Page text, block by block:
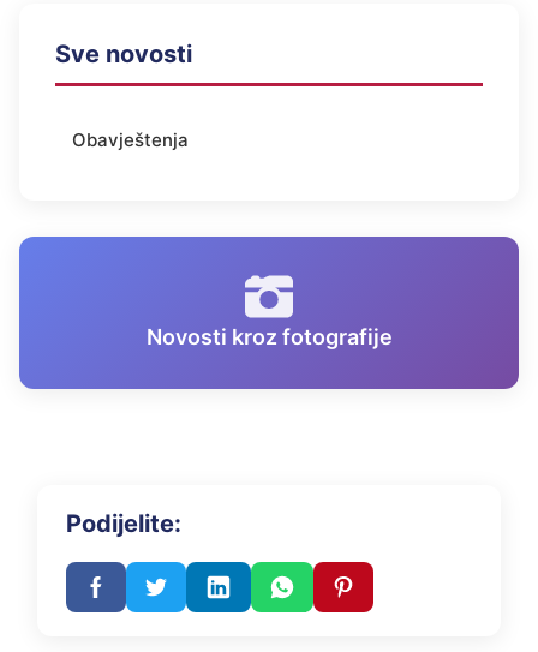
Sve novosti
Obavještenja
Novosti kroz fotografije
Podijelite: